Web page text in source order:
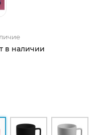
в наличии